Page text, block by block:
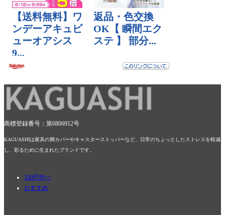
商標登録番号：第6806912号
KAGUASHIは家具の脚カバーやキャスターストッパーなど、日常のちょっとしたストレスを軽減
し、彩るために生まれたブランドです。
100円均一
おすすめ